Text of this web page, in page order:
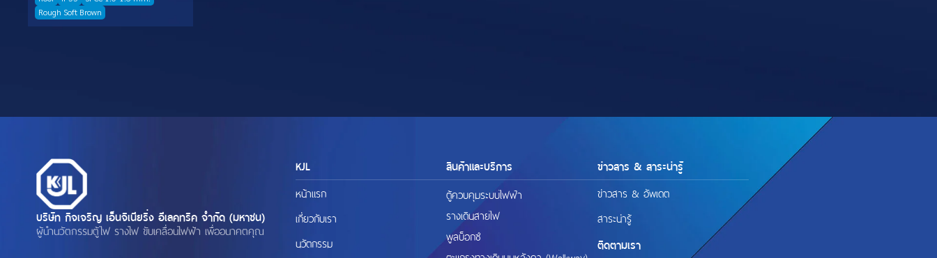
Rough Soft Brown
บริษัท กิจเจริญ เอ็นจิเนียริ่ง อีเลคทริค จำกัด (มหาชน)
ผู้นำนวัตกรรมตู้ไฟ รางไฟ ขับเคลื่อนไฟฟ้า เพื่ออนาคตคุณ
KJL
หน้าแรก
เกี่ยวกับเรา
นวัตกรรม
สินค้าและบริการ
ตู้ควบคุมระบบไฟฟ้า
รางเดินสายไฟ
พูลบ็อกซ์
ข่าวสาร & สาระน่ารู้
ข่าวสาร & อัพเดต
สาระน่ารู้
ติดตามเรา